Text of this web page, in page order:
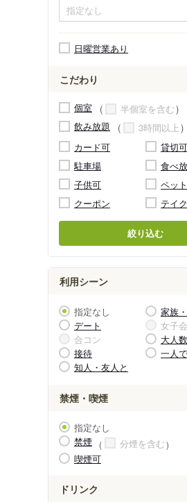
日曜営業あり
こだわり
個室
半個室を含む
飲み放題
3時間以上
カード可
貸切可
駐車場
食べ
子供可
ペッ
クーポン
テイ
絞り込む
利用シーン
指定なし
家族
デート
女子会
合コン
大人
接待
一人
知人・友人と
禁煙・喫煙
指定なし
禁煙
分煙を含む
喫煙可
ドリンク